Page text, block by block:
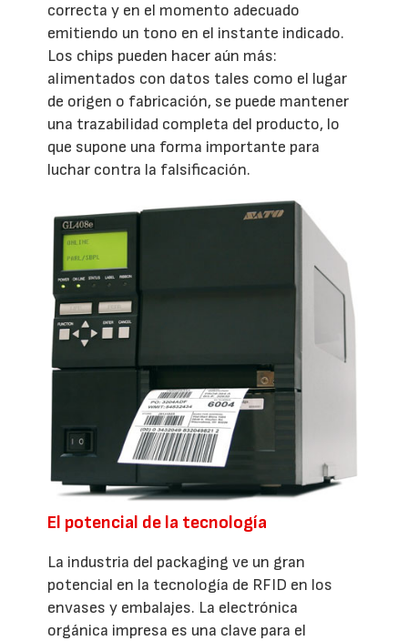
correcta y en el momento adecuado
emitiendo un tono en el instante indicado.
Los chips pueden hacer aún más:
alimentados con datos tales como el lugar
de origen o fabricación, se puede mantener
una trazabilidad completa del producto, lo
que supone una forma importante para
luchar contra la falsificación.
El potencial de la tecnología
La industria del packaging ve un gran
potencial en la tecnología de RFID en los
envases y embalajes. La electrónica
orgánica impresa es una clave para el